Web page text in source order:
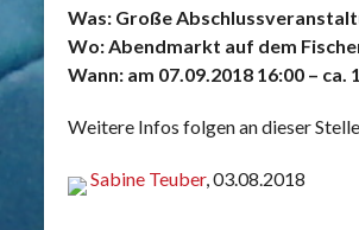
Was: Große
Wo: Abendmarkt auf dem
Wann: am 07.09.2018 16:00 – ca.
Weitere Infos folgen an dieser
Sabine Teuber, 03.08.2018